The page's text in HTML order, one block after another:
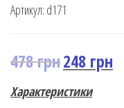
Артикул: d171
478грн248 грн
Характеристики